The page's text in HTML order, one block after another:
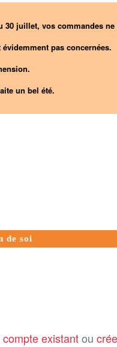
30 juillet, vos commandes
pas concernées.
un bel été.
de soi
existantou